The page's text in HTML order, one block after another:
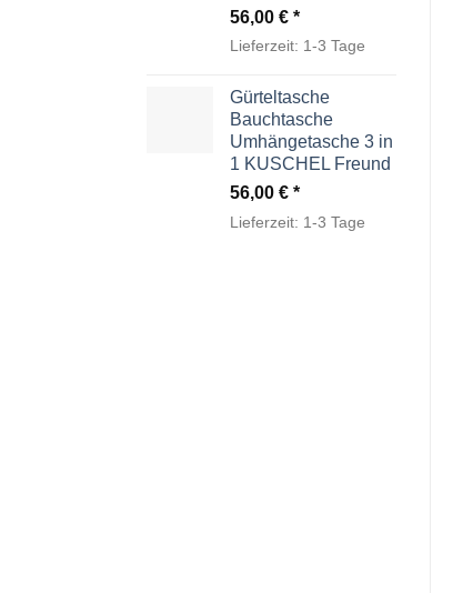
56,00 €
Lieferzeit: 1-3 Tage
Gürteltasche
Bauchtasche
Umhängetasche 3 in
1 KUSCHEL Freund
56,00 €
Lieferzeit: 1-3 Tage